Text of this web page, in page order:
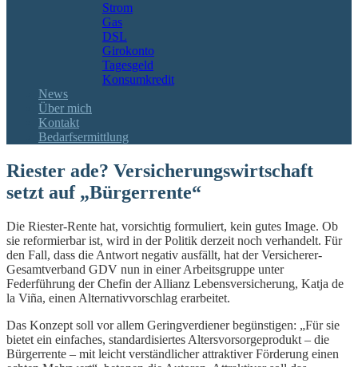
Strom
Gas
DSL
Girokonto
Tagesgeld
Konsumkredit
News
Über mich
Kontakt
Bedarfsermittlung
Riester ade? Versicherungswirtschaft
setzt auf „Bürgerrente“
Die Riester-Rente hat, vorsichtig formuliert, kein gutes Image. Ob
sie reformierbar ist, wird in der Politik derzeit noch verhandelt. Für
den Fall, dass die Antwort negativ ausfällt, hat der Versicherer-
Gesamtverband GDV nun in einer Arbeitsgruppe unter
Federführung der Chefin der Allianz Lebensversicherung, Katja de
la Viña, einen Alternativvorschlag erarbeitet.
Das Konzept soll vor allem Geringverdiener begünstigen: „Für sie
bietet ein einfaches, standardisiertes Altersvorsorgeprodukt – die
Bürgerrente – mit leicht verständlicher attraktiver Förderung einen